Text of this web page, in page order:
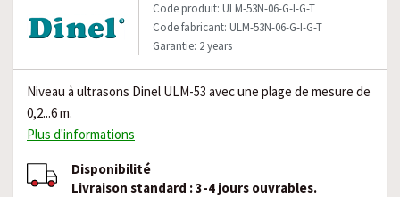
Code produit: ULM-53N-06-G-I-G-T
Code fabricant: ULM-53N-06-G-I-G-T
Garantie: 2 years
Niveau à ultrasons Dinel ULM-53 avec une plage de mesure de
0,2...6 m.
Plus d'informations
Disponibilité
Livraison standard : 3-4 jours ouvrables.